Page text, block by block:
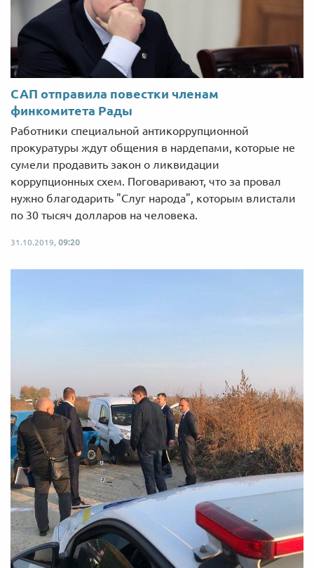
САП отправила повестки членам
финкомитета Рады
Работники специальной антикоррупционной
прокуратуры ждут общения в нардепами, которые не
сумели продавить закон о ликвидации
коррупционных схем. Поговаривают, что за провал
нужно благодарить "Слуг народа", которым влистали
по 30 тысяч долларов на человека.
31.10.2019, 09:20